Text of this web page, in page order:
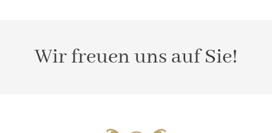
Wir freuen uns auf Sie!